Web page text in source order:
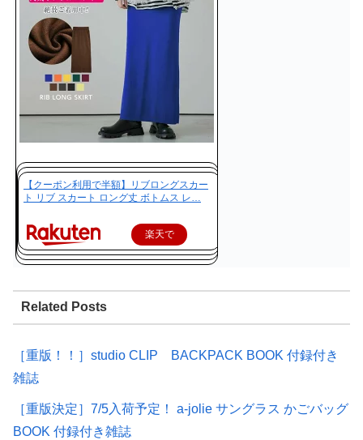
【クーポン利用で半額】リブロングスカー
ト リブ スカート ロング丈 ボトムス レ…
楽天で
購入
Related Posts
［重版！！］studio CLIP BACKPACK BOOK 付録付き
雑誌
［重版決定］7/5入荷予定！ a-jolie サングラス かごバッグ
BOOK 付録付き雑誌